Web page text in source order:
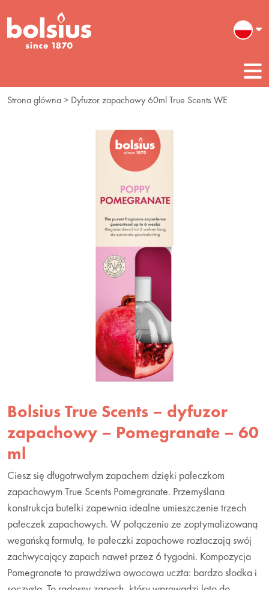
Strona główna> Dyfuzor zapachowy 60ml True Scents WE
Bolsius True Scents – dyfuzor
zapachowy – Pomegranate – 60
ml
Ciesz się długotrwałym zapachem dzięki pałeczkom
zapachowym True Scents Pomegranate. Przemyślana
konstrukcja butelki zapewnia idealne umieszczenie trzech
pałeczek zapachowych. W połączeniu ze zoptymalizowaną
wegańską formułą, te pałeczki zapachowe roztaczają swój
zachwycający zapach nawet przez 6 tygodni. Kompozycja
Pomegranate to prawdziwa owocowa uczta: bardzo słodka i